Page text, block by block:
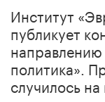
Институт
публикует
политика».
случилось